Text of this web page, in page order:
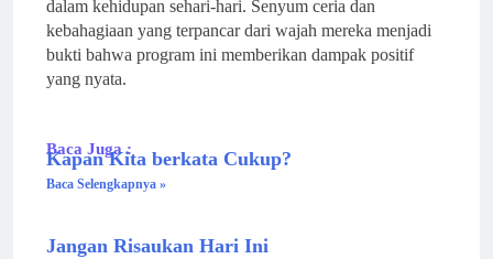
dalam kehidupan sehari-hari. Senyum ceria dan
kebahagiaan yang terpancar dari wajah mereka menjadi
bukti bahwa program ini memberikan dampak positif
yang nyata.
Baca Juga :
Kapan Kita berkata Cukup?
Baca Selengkapnya »
Jangan Risaukan Hari Ini